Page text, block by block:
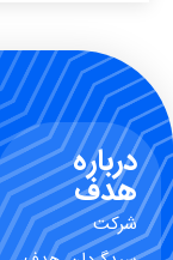
درباره
هدف
شرکت